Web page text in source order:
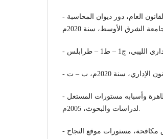
- عمر أبو جناح، مذكرة لنيل درجة الماجستير في القانون العام، دور ديوان المحاسبة
- ياسر خالد الوائلي، الفساد الإداري مفهومه ومظاهرة وأسبابه مستورات المستعل
لدراسات والبحوث، 2005م.
- مجموعة باحثين، الفساد الإداري وطرق مكافحة، مستورات موقع النجاح